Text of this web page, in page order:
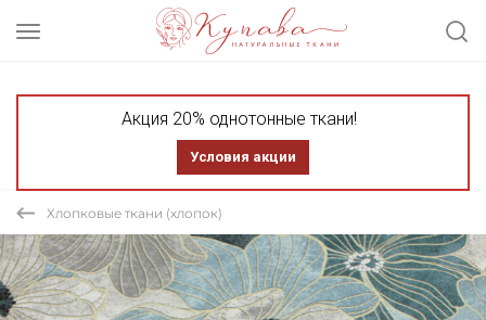
Акция 20% однотонные ткани!
Условия акции
Хлопковые ткани (хлопок)